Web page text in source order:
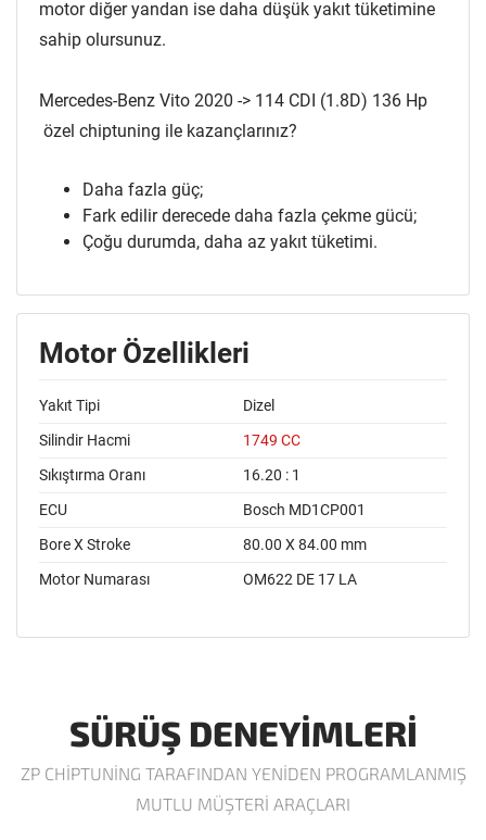
motor diğer yandan ise daha düşük yakıt tüketimine
sahip olursunuz.
Mercedes-Benz Vito 2020 -> 114 CDI (1.8D) 136 Hp
özel chiptuning ile kazançlarınız?
Daha fazla güç;
Fark edilir derecede daha fazla çekme gücü;
Çoğu durumda, daha az yakıt tüketimi.
Motor Özellikleri
Yakıt Tipi
Dizel
Silindir Hacmi
1749 CC
Sıkıştırma Oranı
16.20 : 1
ECU
Bosch MD1CP001
Bore X Stroke
80.00 X 84.00 mm
Motor Numarası
OM622 DE 17 LA
SÜRÜŞ DENEYIMLERI
ZP CHIPTUNING TARAFINDAN YENIDEN PROGRAMLANMIŞ
MUTLU MÜŞTERI ARAÇLARI